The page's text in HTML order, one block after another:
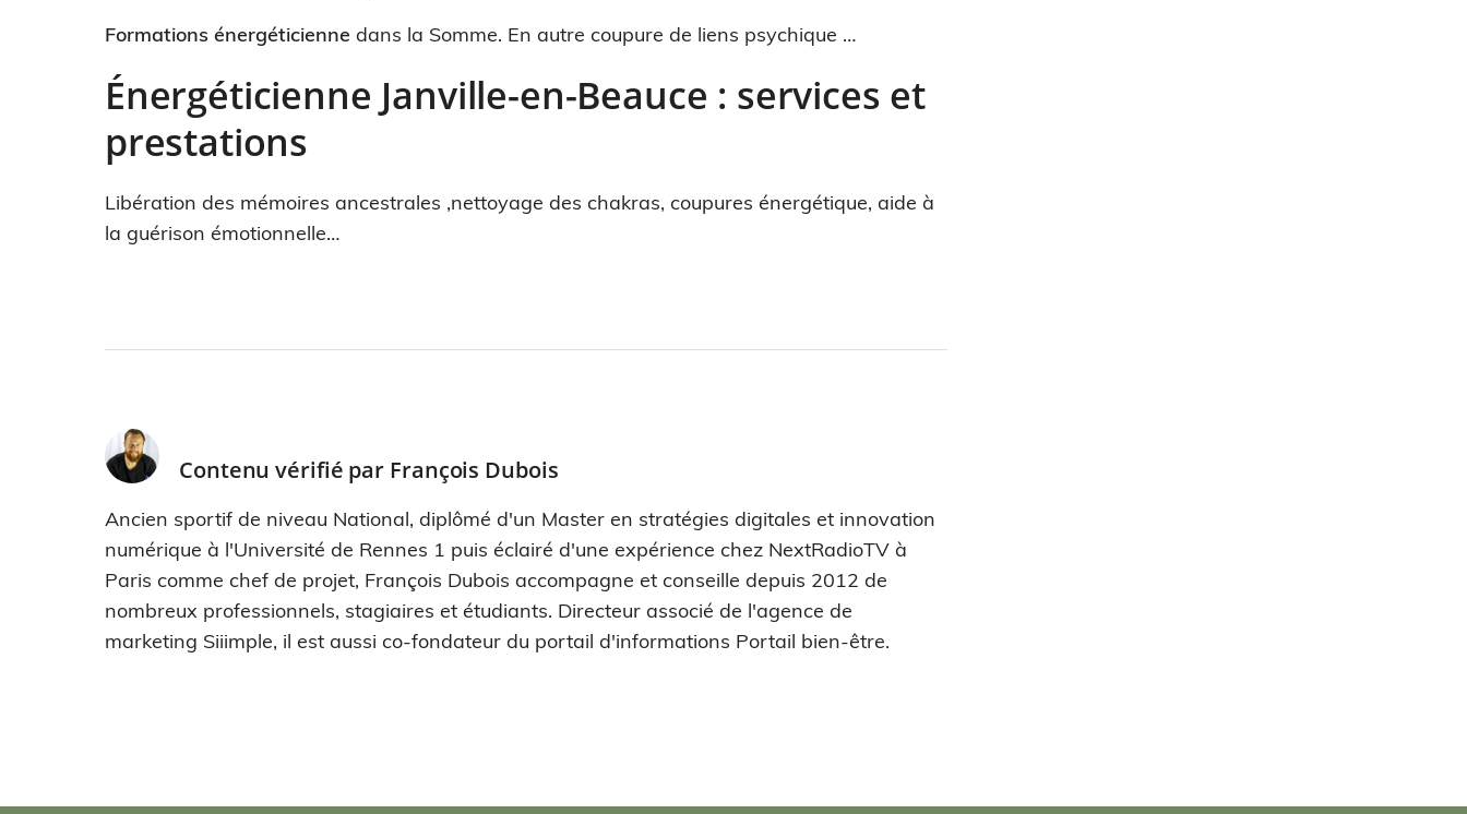
Formations énergéticienne dans la Somme. En autre coupure de liens psychique …
Énergéticienne Janville-en-Beauce : services et
prestations
Libération des mémoires ancestrales ,nettoyage des chakras, coupures énergétique, aide à
la guérison émotionnelle…
Contenu vérifié par François Dubois
Ancien sportif de niveau National, diplômé d'un Master en stratégies digitales et innovation
numérique à l'Université de Rennes 1 puis éclairé d'une expérience chez NextRadioTV à
Paris comme chef de projet, François Dubois accompagne et conseille depuis 2012 de
nombreux professionnels, stagiaires et étudiants. Directeur associé de l'agence de
marketing Siiimple, il est aussi co-fondateur du portail d'informations Portail bien-être.